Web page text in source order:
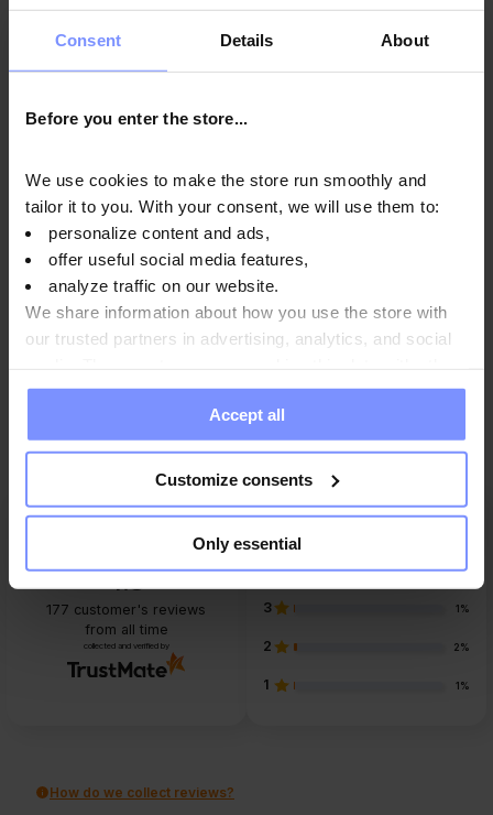
Consent Details About
Before you enter the store...
We use cookies to make the store run smoothly and
tailor it to you. With your consent, we will use them to:
personalize content and ads,
offer useful social media features,
analyze traffic on our website.
We share information about how you use the store with
our trusted partners in advertising, analytics, and social
information you have provided to them or that they have
collected when you use their services. Do you agree?
Accept all
Customize consents
Only essential
Návod na použitie
Výživové informácie
Parametre
Výrobca
Otázky a odpovede
4.8
177 customer's reviews
from all time
collected and verified by
4 8%
3 1%
2 2%
1 1%
How do we collect reviews?